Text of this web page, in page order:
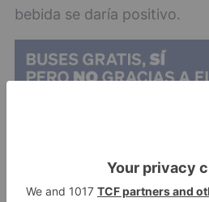
bebida se daría positivo.